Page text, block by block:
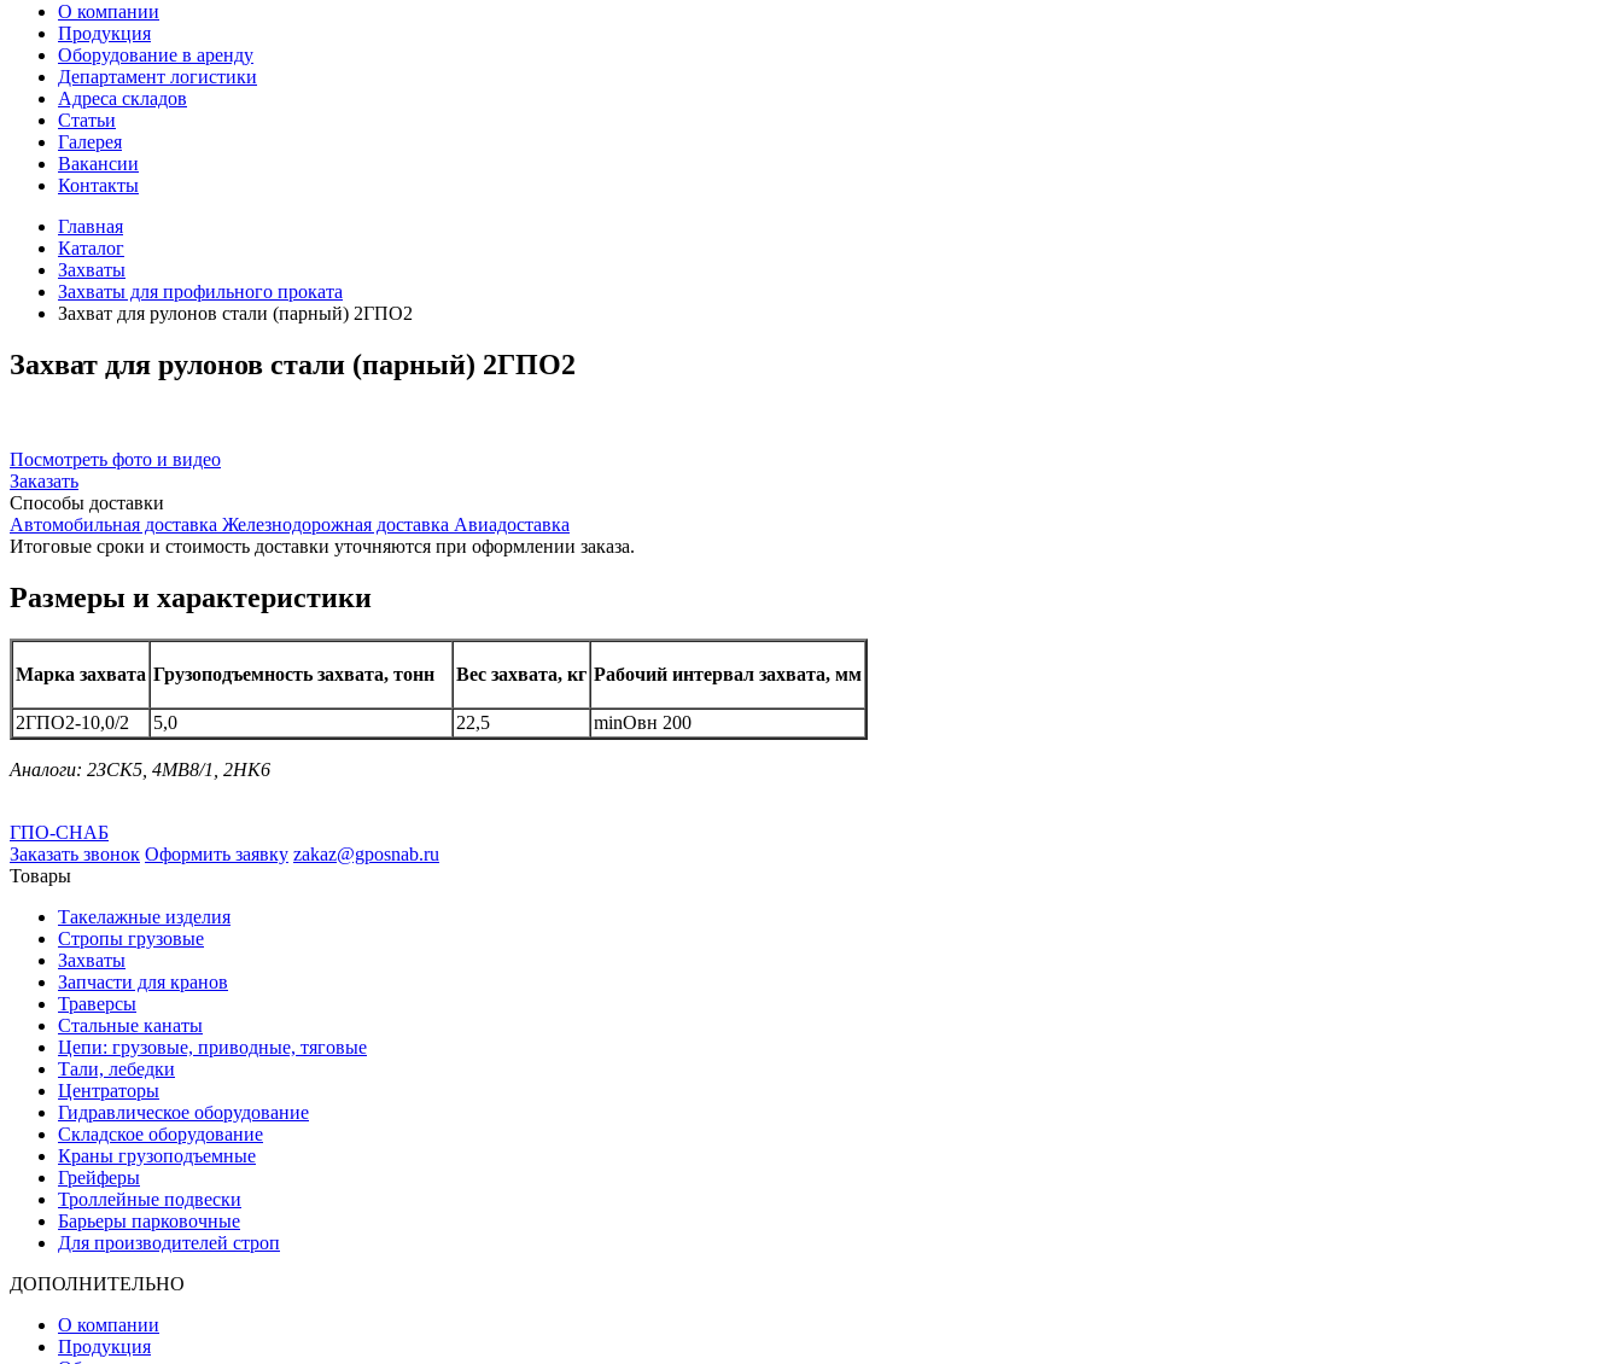
О компании
Продукция
Оборудование в аренду
Департамент логистики
Адреса складов
Статьи
Галерея
Вакансии
Контакты
Главная
Каталог
Захваты
Захваты для профильного проката
Захват для рулонов стали (парный) 2ГПО2
Захват для рулонов стали (парный) 2ГПО2
Посмотреть фото и видео
Заказать
Способы доставки
Автомобильная доставка Железнодорожная доставка Авиадоставка
Итоговые сроки и стоимость доставки уточняются при оформлении заказа.
Размеры и характеристики
Марка захвата Грузоподъемность захвата, тонн Вес захвата, кг Рабочий интервал захвата, мм
2ГПО2-10,0/2 5,0 22,5 minOвн 200
Аналоги: 2ЗСК5, 4МВ8/1, 2НК6
ГПО-СНАБ
Заказать звонок Оформить заявку zakaz@gposnab.ru
Товары
Такелажные изделия
Стропы грузовые
Захваты
Запчасти для кранов
Траверсы
Стальные канаты
Цепи: грузовые, приводные, тяговые
Тали, лебедки
Центраторы
Гидравлическое оборудование
Складское оборудование
Краны грузоподъемные
Грейферы
Троллейные подвески
Барьеры парковочные
Для производителей строп
ДОПОЛНИТЕЛЬНО
О компании
Продукция